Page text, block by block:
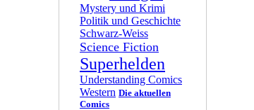
Mystery und Krimi
Politik und Geschichte
Schwarz-Weiss
Science Fiction
Superhelden
Understanding Comics
Western Die aktuellen
Comics